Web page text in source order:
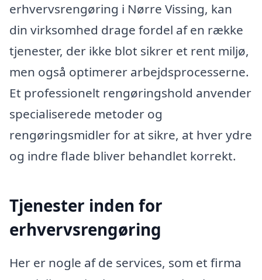
erhvervsrengøring i Nørre Vissing, kan
din virksomhed drage fordel af en række
tjenester, der ikke blot sikrer et rent miljø,
men også optimerer arbejdsprocesserne.
Et professionelt rengøringshold anvender
specialiserede metoder og
rengøringsmidler for at sikre, at hver ydre
og indre flade bliver behandlet korrekt.
Tjenester inden for
erhvervsrengøring
Her er nogle af de services, som et firma